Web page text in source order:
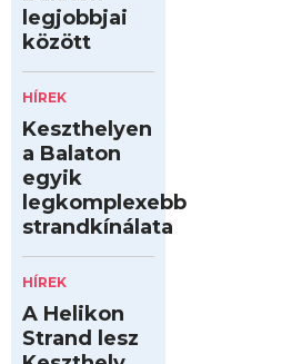
legjobbjai
között
HÍREK
Keszthelyen
a Balaton
egyik
legkomplexebb
strandkínálata
HÍREK
A Helikon
Strand lesz